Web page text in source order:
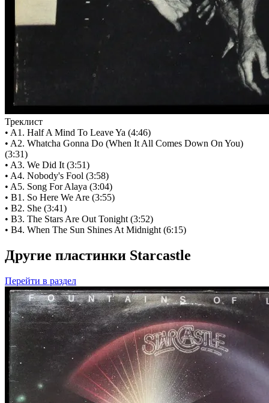
Треклист
• A1. Half A Mind To Leave Ya (4:46)
• A2. Whatcha Gonna Do (When It All Comes Down On You)
(3:31)
• A3. We Did It (3:51)
• A4. Nobody's Fool (3:58)
• A5. Song For Alaya (3:04)
• B1. So Here We Are (3:55)
• B2. She (3:41)
• B3. The Stars Are Out Tonight (3:52)
• B4. When The Sun Shines At Midnight (6:15)
Другие пластинки Starcastle
Перейти в раздел